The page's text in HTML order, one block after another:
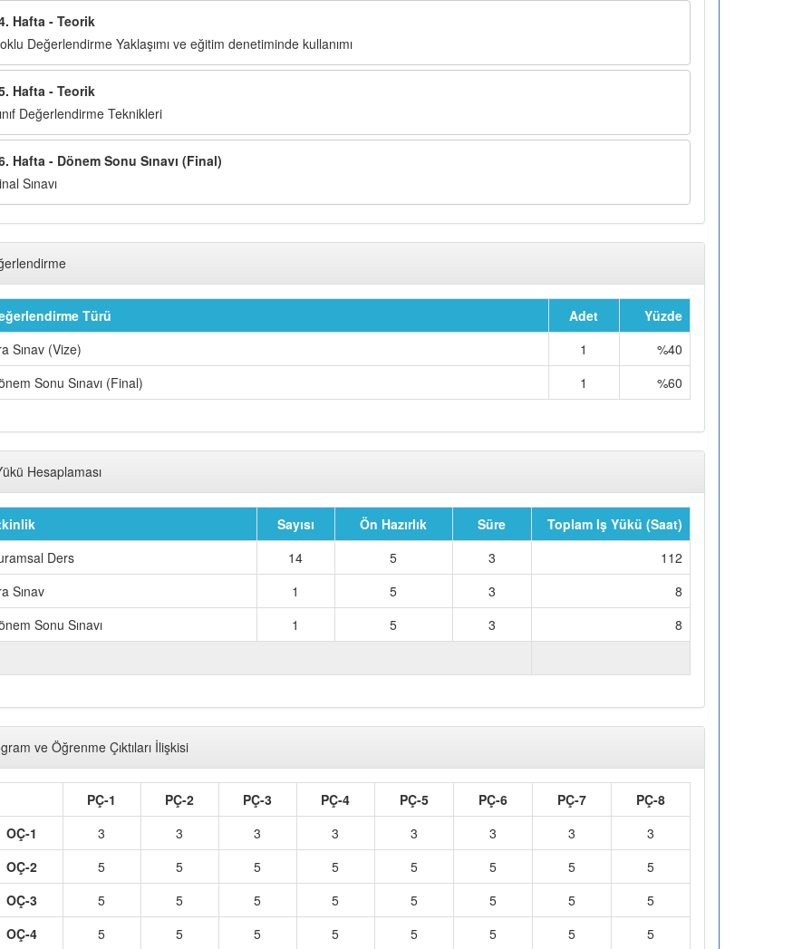
Hafta - Teorik
Değerlendirme Yaklaşımı ve eğitim denetiminde kullanımı
Hafta - Teorik
Değerlendirme Teknikleri
Hafta - Dönem Sonu Sınavı (Final)
Sınavı
Türü Adet
Yüzde
Sınav (Vize)
1
%40
Sonu Sınavı (Final)
1 %60
Hesaplaması
Sayısı Ön Hazırlık Süre
Toplam Iş Yükü (Saat)
Ders
14 5 3
112
Sınav
1 5 3
8
Sonu Sınavı
1 5 3
8
ve Öğrenme Çıktıları İlişkisi
PÇ-1 PÇ-2 PÇ-3 PÇ-4 PÇ-5 PÇ-6 PÇ-7
PÇ-8
OÇ-1
3 3 3 3 3 3 3
3
OÇ-2
5 5 5 5 5 5 5
5
OÇ-3
5 5 5 5 5 5 5
5
OÇ-4
5 5 5 5 5 5 5 5